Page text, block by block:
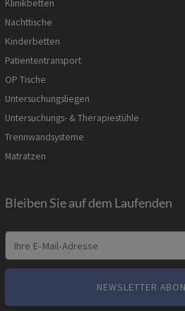
Klinikbetten
Nachttische
Kinderbetten
Patiententransport
OP Tische
Untersuchungsliegen
Untersuchungs- & Therapiestühle
Trennwandsysteme
Matratzen
Bleiben Sie auf dem Laufenden